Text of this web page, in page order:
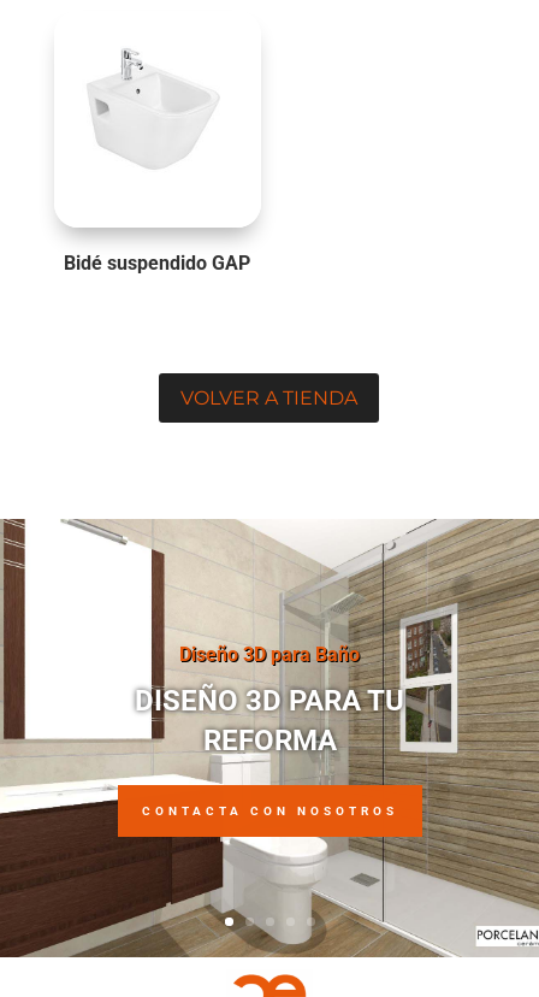
Bidé suspendido GAP
VOLVER A TIENDA
Diseño 3D para Baño
DISEÑO 3D PARA TU
REFORMA
CONTACTA CON NOSOTROS